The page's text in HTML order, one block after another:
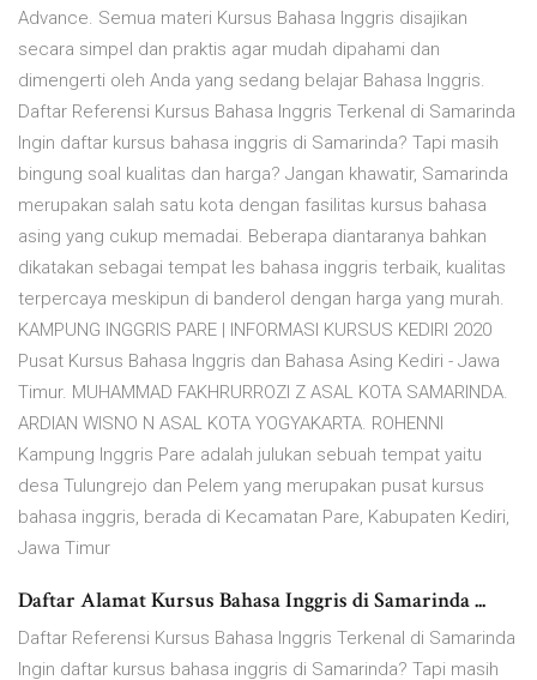
Advance. Semua materi Kursus Bahasa Inggris disajikan
secara simpel dan praktis agar mudah dipahami dan
dimengerti oleh Anda yang sedang belajar Bahasa Inggris.
Daftar Referensi Kursus Bahasa Inggris Terkenal di Samarinda
Ingin daftar kursus bahasa inggris di Samarinda? Tapi masih
bingung soal kualitas dan harga? Jangan khawatir, Samarinda
merupakan salah satu kota dengan fasilitas kursus bahasa
asing yang cukup memadai. Beberapa diantaranya bahkan
dikatakan sebagai tempat les bahasa inggris terbaik, kualitas
terpercaya meskipun di banderol dengan harga yang murah.
KAMPUNG INGGRIS PARE | INFORMASI KURSUS KEDIRI 2020
Pusat Kursus Bahasa Inggris dan Bahasa Asing Kediri - Jawa
Timur. MUHAMMAD FAKHRURROZI Z ASAL KOTA SAMARINDA.
ARDIAN WISNO N ASAL KOTA YOGYAKARTA. ROHENNI
Kampung Inggris Pare adalah julukan sebuah tempat yaitu
desa Tulungrejo dan Pelem yang merupakan pusat kursus
bahasa inggris, berada di Kecamatan Pare, Kabupaten Kediri,
Jawa Timur
Daftar Alamat Kursus Bahasa Inggris di Samarinda ...
Daftar Referensi Kursus Bahasa Inggris Terkenal di Samarinda
Ingin daftar kursus bahasa inggris di Samarinda? Tapi masih